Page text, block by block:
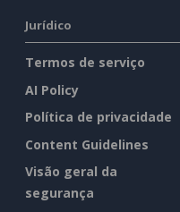
Jurídico
Termos de serviço
AI Policy
Política de privacidade
Content Guidelines
Visão geral da
segurança